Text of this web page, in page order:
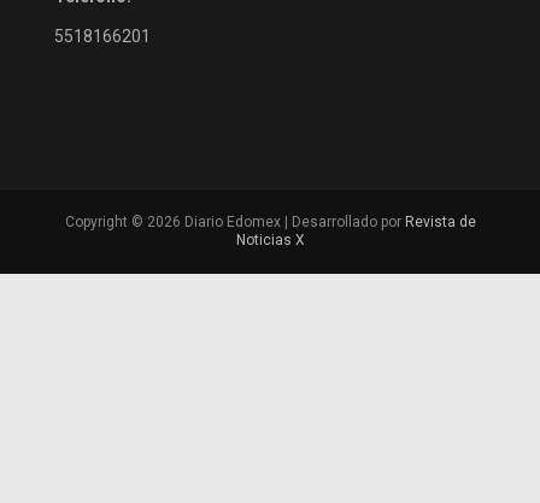
5518166201
Copyright © 2026 Diario Edomex | Desarrollado por Revista de
Noticias X